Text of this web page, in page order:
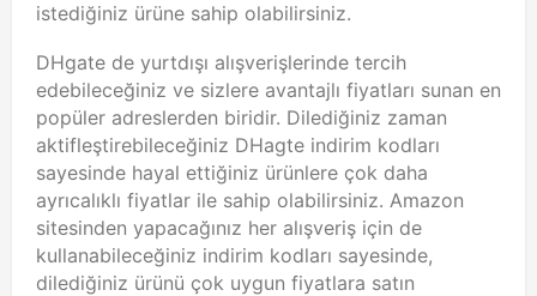
istediğiniz ürüne sahip olabilirsiniz.
DHgate de yurtdışı alışverişlerinde tercih
edebileceğiniz ve sizlere avantajlı fiyatları sunan en
popüler adreslerden biridir. Dilediğiniz zaman
aktifleştirebileceğiniz DHagte indirim kodları
sayesinde hayal ettiğiniz ürünlere çok daha
ayrıcalıklı fiyatlar ile sahip olabilirsiniz. Amazon
sitesinden yapacağınız her alışveriş için de
kullanabileceğiniz indirim kodları sayesinde,
dilediğiniz ürünü çok uygun fiyatlara satın